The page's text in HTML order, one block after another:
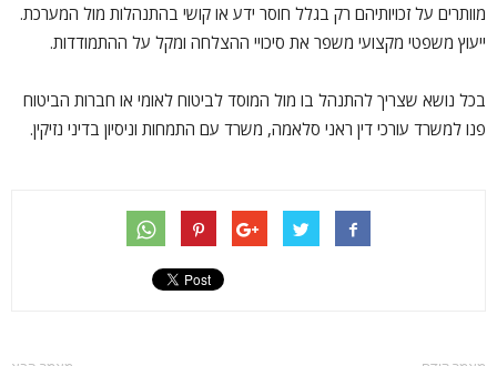
מוותרים על זכויותיהם רק בגלל חוסר ידע או קושי בהתנהלות מול המערכת.
ייעוץ משפטי מקצועי משפר את סיכויי ההצלחה ומקל על ההתמודדות.
בכל נושא שצריך להתנהל בו מול המוסד לביטוח לאומי או חברות הביטוח
פנו למשרד עורכי דין ראני סלאמה, משרד עם התמחות וניסיון בדיני נזיקין.